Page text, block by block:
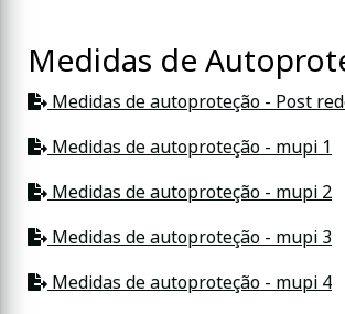
Medidas de
Medidas de autoproteção - Post
Medidas de autoproteção - mupi 1
Medidas de autoproteção - mupi 2
Medidas de autoproteção - mupi 3
Medidas de autoproteção - mupi 4